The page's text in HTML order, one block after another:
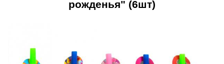
рожденья" (6шт)